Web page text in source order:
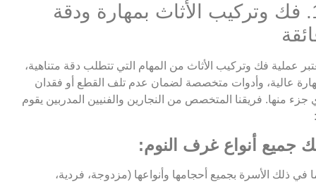
1. فك وتركيب الأثاث بمهارة ودقة
عملية فك وتركيب الأثاث من المهام التي تتطلب دقة متناهية،
عالية، وأدوات متخصصة لضمان عدم تلف القطع أو فقدان
جزء منها. فريقنا المتخصص من النجارين والفنيين المدربين يقوم
جميع أنواع غرف النوم:
في ذلك الأسرة بجميع أحجامها وأنواعها (مزدوجة، فردية،